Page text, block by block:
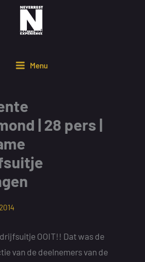
Menu
| 28 pers |
OOIT!! Dat was de
van de deelnemers van de